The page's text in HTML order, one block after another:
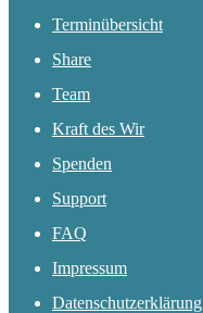
Terminübersicht
Share
Team
Kraft des Wir
Spenden
Support
FAQ
Impressum
Datenschutzerklärung